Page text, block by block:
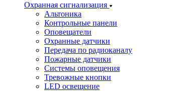
Охранная сигнализация
Альтоника
Контрольные панели
Оповещатели
Охранные датчики
Передача по радиоканалу
Пожарные датчики
Системы оповещения
Тревожные кнопки
LED освещение